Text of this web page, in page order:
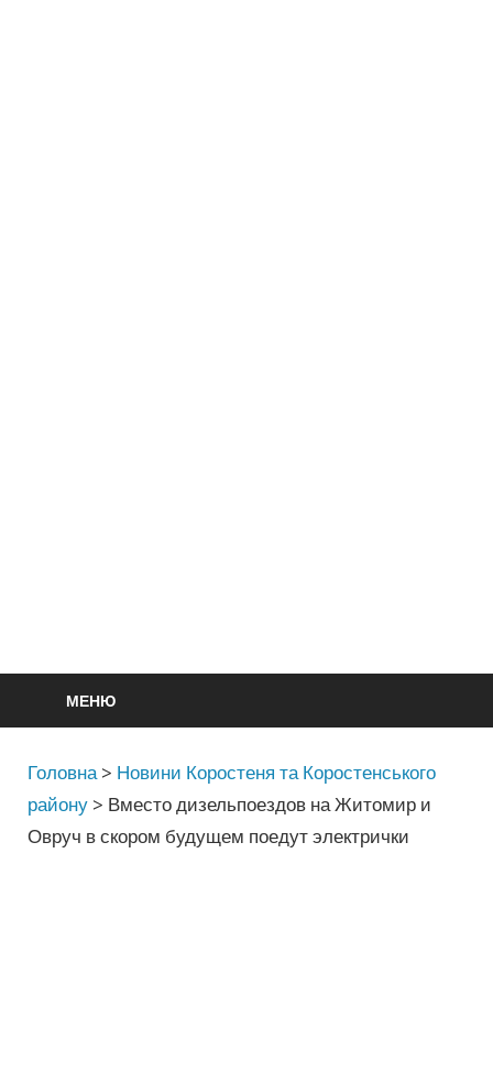
МЕНЮ
Головна > Новини Коростеня та Коростенського
району > Вместо дизельпоездов на Житомир и
Овруч в скором будущем поедут электрички